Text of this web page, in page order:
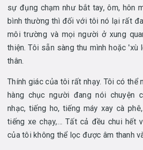
sự đụng chạm như bắt tay, ôm, hôn
bình thường thì đối với tôi nó lại rất
môi trường và mọi người ở xung
thiện. Tôi sẵn sàng thu mình hoặc 'xù
thân.
Thính giác của tôi rất nhạy. Tôi có thể
hàng chục người đang nói chuyện
nhạc, tiếng ho, tiếng máy xay cà
tiếng xe chạy,… Tất cả đều chui hết
của tôi không thể lọc được âm thanh